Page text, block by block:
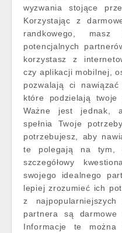
wyzwania stojące
Korzystając z
randkowego,
potencjalnych
korzystasz z
czy aplikacji mobilnej,
pozwalają ci
które podzielają twoje
Ważne jest jednak,
spełnia Twoje
potrzebujesz, aby
te polegają na tym,
szczegółowy
swojego idealnego
lepiej zrozumieć ich
z
partnera są
Informacje te można